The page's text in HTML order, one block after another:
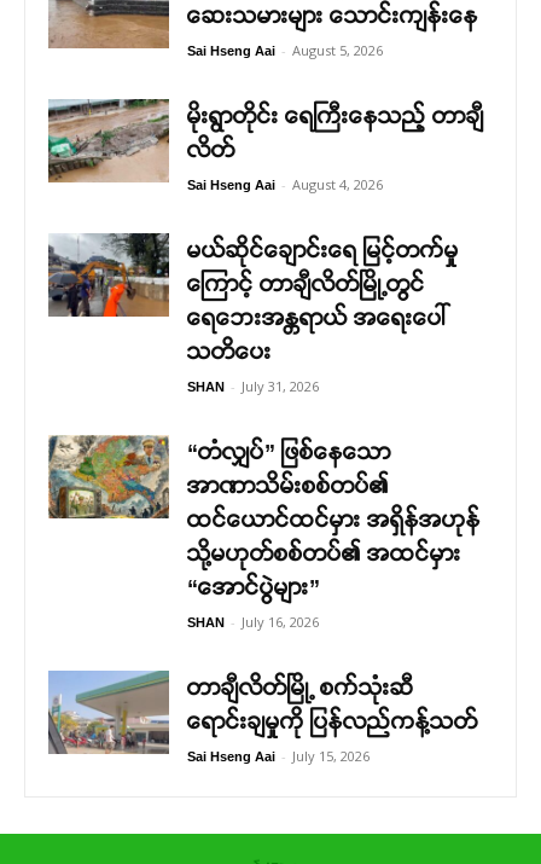
ဆေးသမားများ သောင်းကျန်းနေ
Sai Hseng Aai - August 5, 2026
မိုးရွာတိုင်း ရေကြီးနေသည့် တာချီ
လိတ်
Sai Hseng Aai - August 4, 2026
မယ်ဆိုင်ချောင်းရေ မြင့်တက်မှု
ကြောင့် တာချီလိတ်မြို့တွင်
ရေဘေးအန္တရာယ် အရေးပေါ်
သတိပေး
SHAN - July 31, 2026
“တံလျှပ်” ဖြစ်နေသော
အာဏာသိမ်းစစ်တပ်၏
ထင်ယောင်ထင်မှား အရှိန်အဟုန်
သို့မဟုတ်စစ်တပ်၏ အထင်မှား
“အောင်ပွဲများ”
SHAN - July 16, 2026
တာချီလိတ်မြို့ စက်သုံးဆီ
ရောင်းချမှုကို ပြန်လည်ကန့်သတ်
Sai Hseng Aai - July 15, 2026